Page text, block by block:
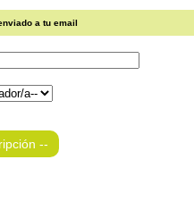
a tu email
--